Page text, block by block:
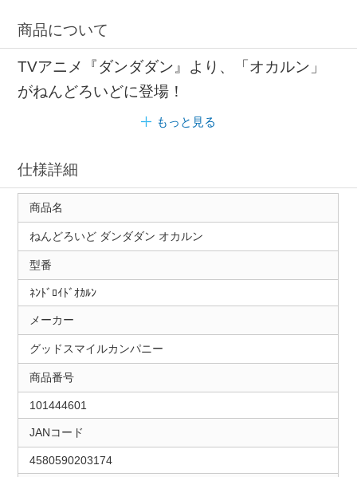
商品について
TVアニメ『ダンダダン』より、「オカルン」
がねんどろいどに登場！
もっと見る
仕様詳細
商品名
ねんどろいど ダンダダン オカルン
型番
ﾈﾝﾄﾞﾛｲﾄﾞｵｶﾙﾝ
メーカー
グッドスマイルカンパニー
商品番号
101444601
JANコード
4580590203174